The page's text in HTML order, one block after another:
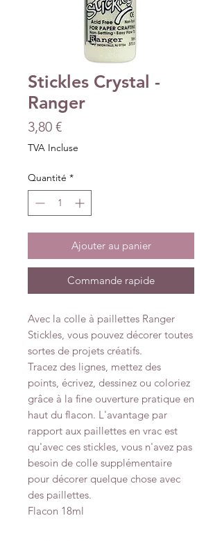
Stickles Crystal -
Ranger
3,80 €Prix
TVA Incluse
Quantité *
Ajouter au panier
Commande rapide
Avec la colle à paillettes Ranger
Stickles, vous pouvez décorer toutes
sortes de projets créatifs.
Tracez des lignes, mettez des
points, écrivez, dessinez ou coloriez
grâce à la fine ouverture pratique en
haut du flacon. L'avantage par
rapport aux paillettes en vrac est
qu'avec ces stickles, vous n'avez pas
besoin de colle supplémentaire
pour décorer quelque chose avec
des paillettes.
Flacon 18ml